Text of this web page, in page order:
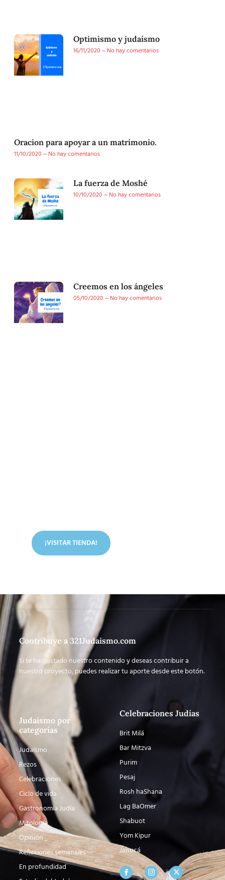
Optimismo y judaísmo
16/11/2020
No hay comentarios
Oracion para apoyar a un matrimonio.
11/10/2020
No hay comentarios
La fuerza de Moshé
10/10/2020
No hay comentarios
Creemos en los ángeles
05/10/2020
No hay comentarios
¡VISITAR TIENDA!
Contribuye a 321Judaismo.com
Si te ha gustado nuestro contenido y deseas contribuir a
nuestro proyecto, puedes realizar tu aporte desde este botón.
Judaísmo por
categorías
Judaísmo
Rezos
Celebraciones
Ciclo de vida
Gastronomía Judía
Mitología
Opinión
Reflexiones semanales
En profundidad
Celebraciones Judías
Brit Milá
Bar Mitzva
Purim
Pesaj
Rosh haShana
Lag BaOmer
Shabuot
Yom Kipur
Janucá